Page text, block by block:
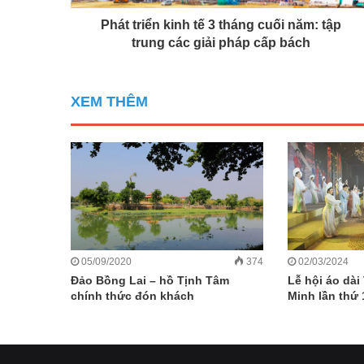
Phát triển kinh tế 3 tháng cuối năm: tập
trung các giải pháp cấp bách
XEM THÊM
05/09/2020 374
Đảo Bồng Lai – hồ Tịnh Tâm
chính thức đón khách
02/03/2024
Lễ hội áo dài
Minh lần thứ